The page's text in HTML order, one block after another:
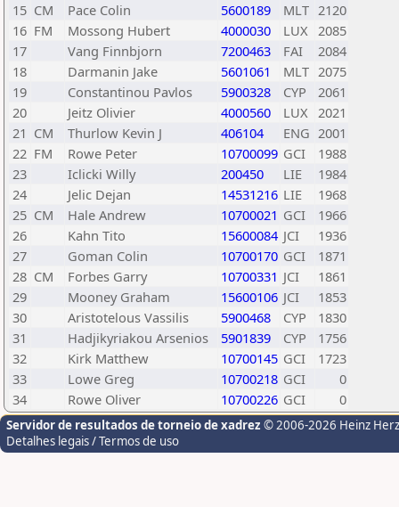
15 CM Pace Colin 5600189 MLT 2120
16 FM Mossong Hubert 4000030 LUX 2085
17
Vang Finnbjorn 7200463 FAI
2084
18
Darmanin Jake 5601061 MLT 2075
19
Constantinou Pavlos 5900328 CYP
2061
20
Jeitz Olivier 4000560 LUX 2021
21 CM Thurlow Kevin J 406104 ENG 2001
22 FM Rowe Peter 10700099 GCI
1988
23
Iclicki Willy 200450 LIE
1984
24
Jelic Dejan 14531216 LIE
1968
25 CM Hale Andrew 10700021 GCI
1966
26
Kahn Tito 15600084 JCI
1936
27
Goman Colin 10700170 GCI
1871
28 CM Forbes Garry 10700331 JCI
1861
29
Mooney Graham 15600106 JCI
1853
30
Aristotelous Vassilis 5900468 CYP
1830
31
Hadjikyriakou Arsenios 5901839 CYP
1756
32
Kirk Matthew 10700145 GCI
1723
33
Lowe Greg 10700218 GCI
0
34
Rowe Oliver 10700226 GCI 0
Servidor de resultados de torneio de xadrez © 2006-2026 Heinz
Detalhes legais / Termos de uso